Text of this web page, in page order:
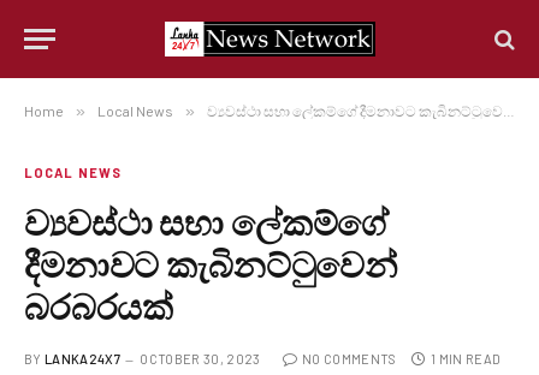
Home » Local News » ව්‍යවස්ථා සභා ලේකම්ගේ දීමනාවට කැබිනට්ටුවෙන් බරබරයක්
LOCAL NEWS
ව්‍යවස්ථා සභා ලේකම්ගේ
දීමනාවට කැබිනට්ටුවෙන්
බරබරයක්
BY LANKA24X7 OCTOBER 30, 2023 NO COMMENTS 1 MIN READ